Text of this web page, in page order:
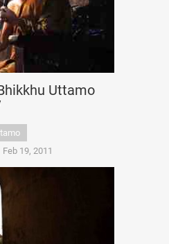
Uttamo
Feb 19, 2011